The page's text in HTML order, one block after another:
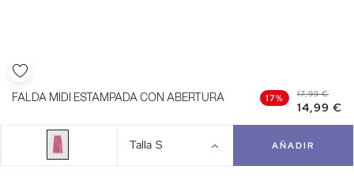
FALDA MIDI ESTAMPADA CON ABERTURA 17% 17,99 €
14,99 €
Talla S AÑADIR